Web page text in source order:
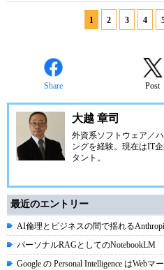
1 2 3 4
Share Post
大越 章司
外資系ソフトウェア／
ングを経験。現在はIT
タント。
最近のエントリー
AI倫理とビジネスの間で揺れる
パーソナルRAGとしてのNotebookLM
Google の Personal Intelligence はWeb